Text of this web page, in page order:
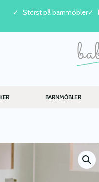
Störst på barnmöbler
BARNMÖBLER